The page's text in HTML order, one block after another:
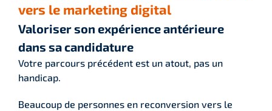
vers le marketing digital
Valoriser son expérience antérieure
dans sa candidature
Votre parcours précédent est un atout, pas un
handicap.
Beaucoup de personnes en reconversion vers le